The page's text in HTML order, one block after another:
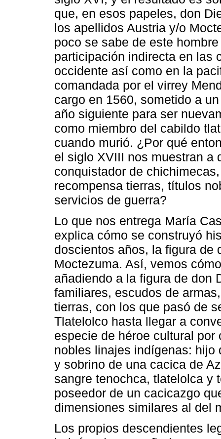
que, en esos papeles, don
los apellidos Austria y/o
poco se sabe de este
participación indirecta en las
occidente así como en la
comandada por el virrey
cargo en 1560, sometido a
año siguiente para ser
como miembro del cabildo
cuando murió. ¿Por qué
el siglo XVIII nos muestran a
conquistador de
recompensa tierras, títulos
servicios de guerra?
Lo que nos entrega María
explica cómo se construyó
doscientos años, la figura de
Moctezuma. Así, vemos
añadiendo a la figura de don
familiares, escudos de
tierras, con los que pasó de
Tlatelolco hasta llegar a
especie de héroe cultural
nobles linajes indígenas: hijo
y sobrino de una cacica de
sangre tenochca, tlatelolca y
poseedor de un cacicazgo
dimensiones similares al del
Los propios descendientes